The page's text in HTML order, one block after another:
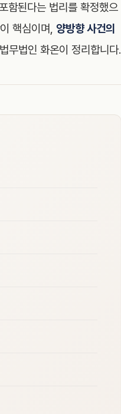
함된다는 법리를 확정했으
핵심이며, 양방향 사건의
무법인 화온이 정리합니다.